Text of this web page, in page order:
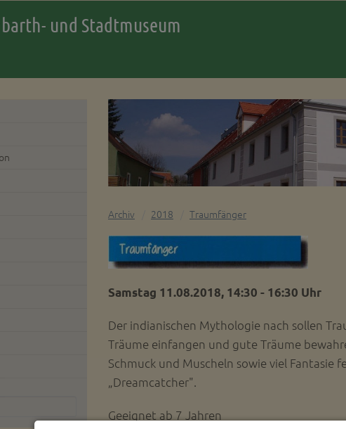
und Stadtmuseum
Archiv 2018 Traumfänger
Samstag 11.08.2018, 14:30 - 16:30 Uhr
Der indianischen Mythologie nach sollen
Träume einfangen und gute Träume
Schmuck und Muscheln sowie viel Fantasie
„Dreamcatcher".
Geeignet ab 7 Jahren